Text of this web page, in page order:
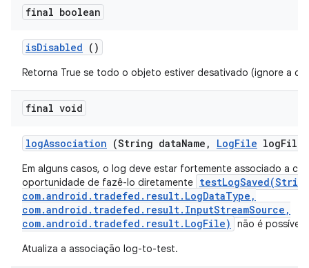
final boolean
isDisabled ()
Retorna True se todo o objeto estiver desativado (ignore a
final void
logAssociation (String dataName , LogFile logFile)
Em alguns casos, o log deve estar fortemente associado a
oportunidade de fazê-lo diretamente
com.android.tradefed.result.LogDataType,
com.android.tradefed.result.InputStreamSource,
com.android.tradefed.result.LogFile)
não é possível.
Atualiza a associação log-to-test.